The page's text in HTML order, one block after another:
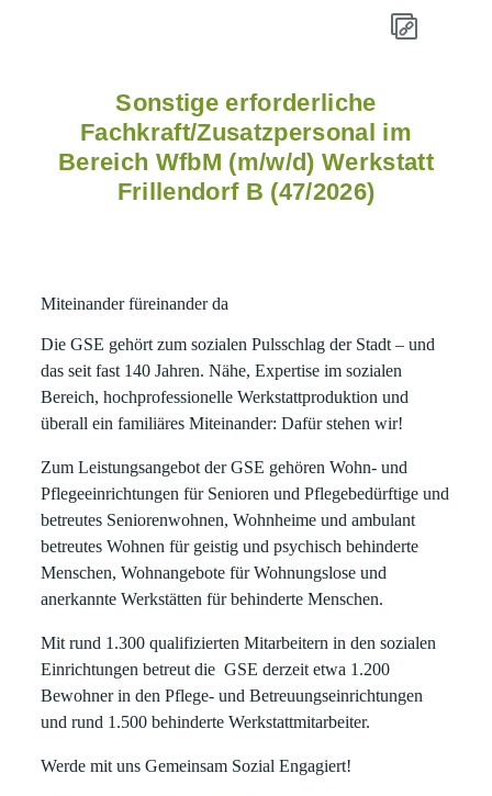
Sonstige erforderliche
Fachkraft/Zusatzpersonal im
Bereich WfbM (m/w/d) Werkstatt
Frillendorf B (47/2026)
Miteinander füreinander da
Die GSE gehört zum sozialen Pulsschlag der Stadt – und
das seit fast 140 Jahren. Nähe, Expertise im sozialen
Bereich, hochprofessionelle Werkstattproduktion und
überall ein familiäres Miteinander: Dafür stehen wir!
Zum Leistungsangebot der GSE gehören Wohn- und
Pflegeeinrichtungen für Senioren und Pflegebedürftige und
betreutes Seniorenwohnen, Wohnheime und ambulant
betreutes Wohnen für geistig und psychisch behinderte
Menschen, Wohnangebote für Wohnungslose und
anerkannte Werkstätten für behinderte Menschen.
Mit rund 1.300 qualifizierten Mitarbeitern in den sozialen
Einrichtungen betreut die GSE derzeit etwa 1.200
Bewohner in den Pflege- und Betreuungseinrichtungen
und rund 1.500 behinderte Werkstattmitarbeiter.
Werde mit uns Gemeinsam Sozial Engagiert!